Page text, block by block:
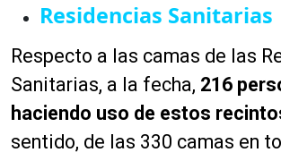
Residencias Sanitarias
Respecto a las camas de las
Sanitarias, a la fecha, 216
haciendo uso de estos
sentido, de las 330 camas en